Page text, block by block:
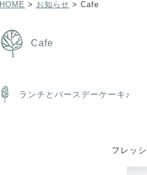
HOME > お知らせ > Cafe
Cafe
ランチとバースデーケーキ♪
フレッ